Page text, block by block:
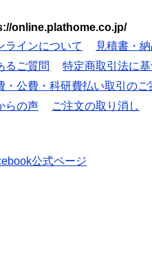
online.plathome.co.jp/
ラインについて
見積書・
るご質問
特定商取引法に
・公費・科研費払い取引のご
らの声 ご注文の取り消し
公式ページ